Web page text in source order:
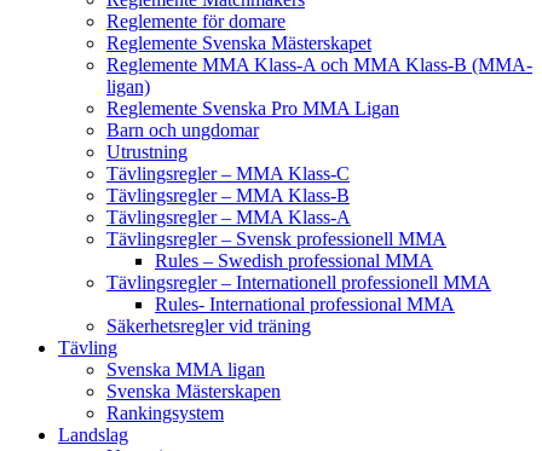
Reglemente för domare
Reglemente Svenska Mästerskapet
Reglemente MMA Klass-A och MMA Klass-B (MMA-
ligan)
Reglemente Svenska Pro MMA Ligan
Barn och ungdomar
Utrustning
Tävlingsregler – MMA Klass-C
Tävlingsregler – MMA Klass-B
Tävlingsregler – MMA Klass-A
Tävlingsregler – Svensk professionell MMA
Rules – Swedish professional MMA
Tävlingsregler – Internationell professionell MMA
Rules- International professional MMA
Säkerhetsregler vid träning
Tävling
Svenska MMA ligan
Svenska Mästerskapen
Rankingsystem
Landslag